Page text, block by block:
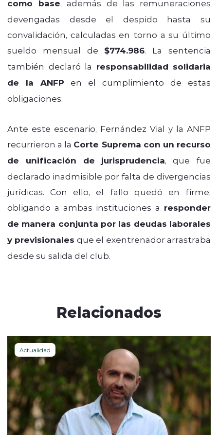
como base, además de las remuneraciones
devengadas desde el despido hasta su
convalidación, calculadas en torno a su último
sueldo mensual de $774.986. La sentencia
también declaró la responsabilidad solidaria
de la ANFP en el cumplimiento de estas
obligaciones.
Ante este escenario, Fernández Vial y la ANFP
recurrieron a la Corte Suprema con un recurso
de unificación de jurisprudencia, que fue
declarado inadmisible por falta de divergencias
jurídicas. Con ello, el fallo quedó en firme,
obligando a ambas instituciones a responder
de manera conjunta por las deudas laborales
y previsionales que el exentrenador arrastraba
desde su salida del club.
Relacionados
Actualidad